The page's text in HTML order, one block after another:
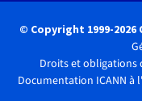
© Copyright 1999-2026
Droits et obligations
Documentation ICANN à